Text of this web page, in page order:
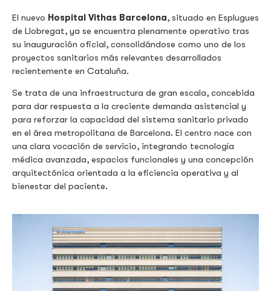
El nuevo Hospital Vithas Barcelona, situado en Esplugues
de Llobregat, ya se encuentra plenamente operativo tras
su inauguración oficial, consolidándose como uno de los
proyectos sanitarios más relevantes desarrollados
recientemente en Cataluña.
Se trata de una infraestructura de gran escala, concebida
para dar respuesta a la creciente demanda asistencial y
para reforzar la capacidad del sistema sanitario privado
en el área metropolitana de Barcelona. El centro nace con
una clara vocación de servicio, integrando tecnología
médica avanzada, espacios funcionales y una concepción
arquitectónica orientada a la eficiencia operativa y al
bienestar del paciente.